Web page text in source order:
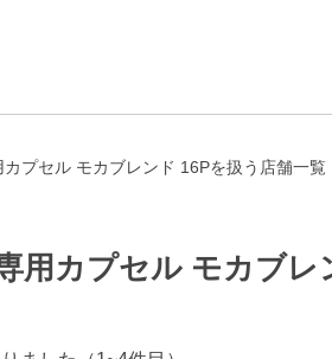
プセル モカブレンド 16Pを扱う店舗一覧
用カプセル モカブレ